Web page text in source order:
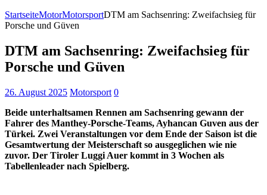
StartseiteMotorMotorsportDTM am Sachsenring: Zweifachsieg für
Porsche und Güven
DTM am Sachsenring: Zweifachsieg für
Porsche und Güven
26. August 2025 Motorsport 0
Beide unterhaltsamen Rennen am Sachsenring gewann der
Fahrer des Manthey-Porsche-Teams, Ayhancan Guven aus der
Türkei. Zwei Veranstaltungen vor dem Ende der Saison ist die
Gesamtwertung der Meisterschaft so ausgeglichen wie nie
zuvor. Der Tiroler Luggi Auer kommt in 3 Wochen als
Tabellenleader nach Spielberg.